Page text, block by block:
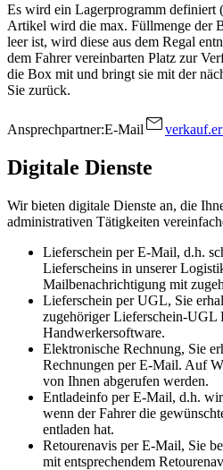
Es wird ein Lagerprogramm definiert
Artikel wird die max. Füllmenge der
leer ist, wird diese aus dem Regal
dem Fahrer vereinbarten Platz zur
die Box mit und bringt sie mit der
Sie zurück.
Ansprechpartner:E-Mail
Digitale Dienste
Wir bieten digitale Dienste an, die
administrativen Tätigkeiten
Lieferschein per E-Mail, d.h.
Lieferscheins in unserer
Mailbenachrichtigung mit
Lieferschein per UGL, Sie
zugehöriger Lieferschein-UGL
Handwerkersoftware.
Elektronische Rechnung, Sie
Rechnungen per E-Mail. Auf
von Ihnen abgerufen werden.
Entladeinfo per E-Mail, d.h.
wenn der Fahrer die
entladen hat.
Retourenavis per E-Mail, Sie
mit entsprechendem